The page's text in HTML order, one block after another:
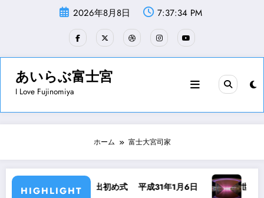
へ
2026年8月8日 7:37:35 PM
あいらぶ富士宮
I Love Fujinomiya
ホーム 富士大宮司家
HIGHLIGHT
め式 平成31年1月6日 世界遺産センターカラーチェン